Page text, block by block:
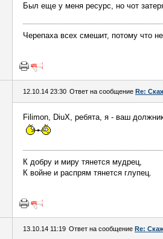
Был еще у меня ресурс, но чот
Черепаха всех смешит, потому что
12.10.14 23:30 Ответ на сообщение Re:
Filimon, DiuX, ребята, я - ваш
К добру и миру тянется мудрец,
К войне и распрям тянется глупец.
13.10.14 11:19 Ответ на сообщение Re: